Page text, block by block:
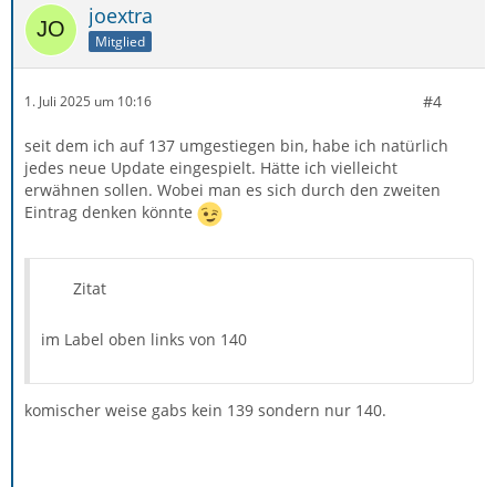
joextra
Mitglied
1. Juli 2025 um 10:16 #4
seit dem ich auf 137 umgestiegen bin, habe ich natürlich
jedes neue Update eingespielt. Hätte ich vielleicht
erwähnen sollen. Wobei man es sich durch den zweiten
Eintrag denken könnte
Zitat
im Label oben links von 140
komischer weise gabs kein 139 sondern nur 140.